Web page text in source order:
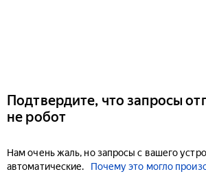
Подтвердите, что запросы
не робот
Нам очень жаль, но запросы с вашего
автоматические.
Почему это могло